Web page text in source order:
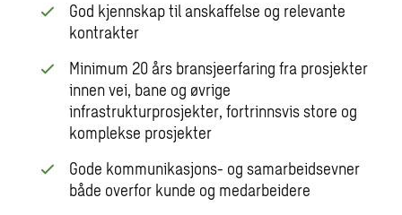
God kjennskap til anskaffelse og relevante
kontrakter
Minimum 20 års bransjeerfaring fra prosjekter
innen vei, bane og øvrige
infrastrukturprosjekter, fortrinnsvis store og
komplekse prosjekter
Gode kommunikasjons- og samarbeidsevner
både overfor kunde og medarbeidere